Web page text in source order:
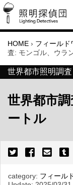
HOME › フィールド
査: モンゴル、ウラ
世界都市照明調査
世界都市
ートル
category: フィール